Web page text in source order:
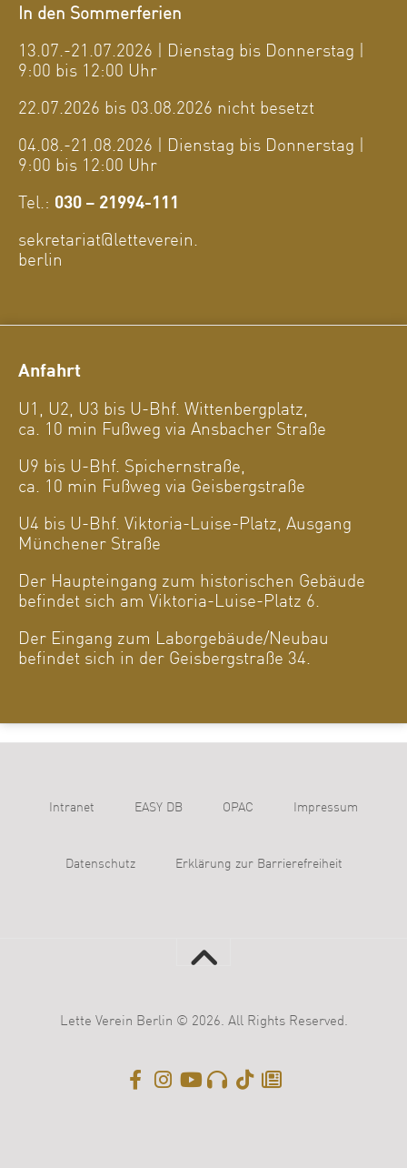
In den Sommerferien
13.07.-21.07.2026 | Dienstag bis Donnerstag |
9:00 bis 12:00 Uhr
22.07.2026 bis 03.08.2026 nicht besetzt
04.08.-21.08.2026 | Dienstag bis Donnerstag |
9:00 bis 12:00 Uhr
Tel.: 030 – 21994-111
sekretariat@letteverein.
berlin
Anfahrt
U1, U2, U3 bis U-Bhf. Wittenbergplatz,
ca. 10 min Fußweg via Ansbacher Straße
U9 bis U-Bhf. Spichernstraße,
ca. 10 min Fußweg via Geisbergstraße
U4 bis U-Bhf. Viktoria-Luise-Platz, Ausgang
Münchener Straße
Der Haupteingang zum historischen Gebäude
befindet sich am Viktoria-Luise-Platz 6.
Der Eingang zum Laborgebäude/Neubau
befindet sich in der Geisbergstraße 34.
Intranet EASY DB OPAC Impressum
Datenschutz Erklärung zur Barrierefreiheit
Lette Verein Berlin © 2026. All Rights Reserved.